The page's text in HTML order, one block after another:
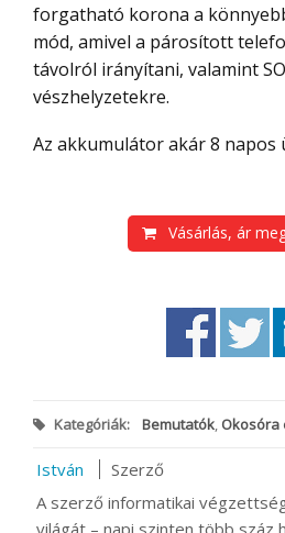
forgatható korona a
mód, amivel a párosított
távolról irányítani, valamint
vészhelyzetekre.
Az akkumulátor akár 8
Vásárlás, ár
Kategóriák: Bemutatók Okosóra
István
Szerző
A szerző informatikai
világát – napi szinten több száz